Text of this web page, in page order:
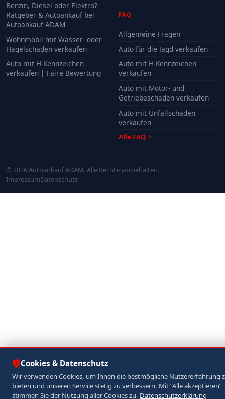
Benzin, Diesel oder Elektro?
Ratgeber & Autoankauf bei
Autoankauf ADAM
Wohnmobil mit Wasser- oder
Hagelschaden verkaufen
Auto mit H-Kennzeichen
verkaufen | Faire Bewertung
FAQ
Allgemeine Fragen
Auto für die Jagd verkaufen
Auto mit H-Kennzeichen
verkaufen
Auto mit Motor- und
Getriebeschaden verkaufen
Auto mit Unfallschaden
verkaufen
Alle FAQ
© 2026 Autoankauf ADAM. Alle Rechte vorbehalten.
ImpressumDatenschutz
Cookies & Datenschutz
Wir verwenden Cookies, um Ihnen die bestmögliche Nutzererfahrung
bieten und unseren Service stetig zu verbessern. Mit “Alle akzeptieren”
stimmen Sie der Nutzung aller Cookies zu. Datenschutzerklärung